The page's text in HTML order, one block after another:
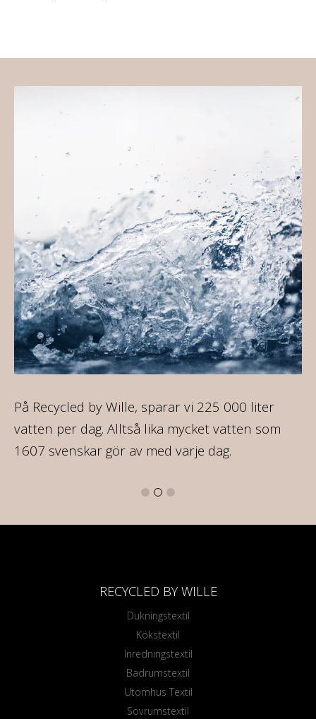
På Recycled by Wille, sparar vi 225 000 liter
vatten per dag. Alltså lika mycket vatten som
1607 svenskar gör av med varje dag.
RECYCLED BY WILLE
Dukningstextil
Kökstextil
Inredningstextil
Badrumstextil
Utomhus Textil
Sovrumstextil